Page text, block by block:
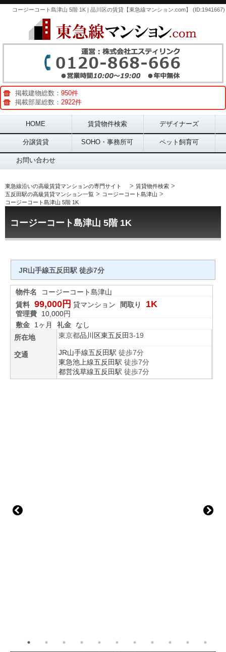
コージーコート島津山 5階 1K | 品川区の賃貸【東急線マンション.com】 (ID:1941667)
掲載建物総数： 950件
掲載部屋総数： 2922件
Main menu
HOME 賃貸物件検索 デザイナーズ
分譲賃貸 SOHO・事務所可 ペット飼育可
お問い合わせ
東急線沿いの高級賃貸マンションの専門サイト > 賃貸物件検索 >
五反田駅の高級賃貸マンション一覧 > コージーコート島津山 >
コージーコート島津山 5階 1K
コージーコート島津山 5階 1K
JR山手線五反田駅 徒歩7分
物件名
コージーコート島津山
賃料 99,000円 貸マンション 間取り 1K
管理費
10,000円
敷金
1ヶ月 礼金
なし
所在地
東京都品川区東五反田3-19
交通 JR山手線五反田駅 徒歩7分
東急池上線五反田駅 徒歩7分
都営浅草線五反田駅 徒歩7分